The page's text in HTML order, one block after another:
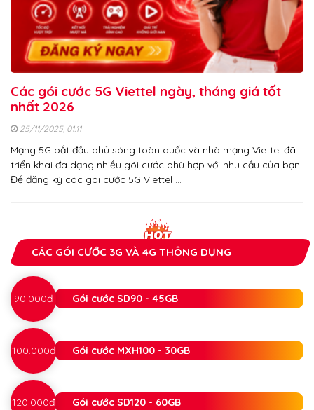
Các gói cước 5G Viettel ngày, tháng giá tốt
nhất 2026
25/11/2025, 01:11
Mạng 5G bắt đầu phủ sóng toàn quốc và nhà mạng Viettel đã
triển khai đa dạng nhiều gói cước phù hợp với nhu cầu của bạn.
Để đăng ký các gói cước 5G Viettel …
CÁC GÓI CƯỚC 3G VÀ 4G THÔNG DỤNG
90.000đ Gói cước SD90 - 45GB
100.000đ Gói cước MXH100 - 30GB
120.000đ Gói cước SD120 - 60GB